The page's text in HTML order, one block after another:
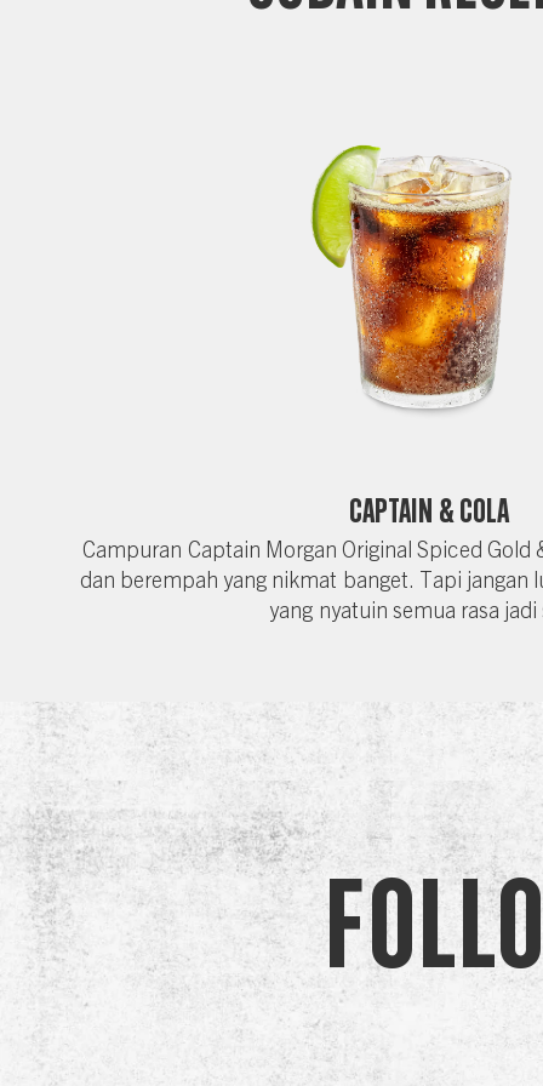
CAPTAIN & COLA
Campuran Captain Morgan Original Spiced Gold
dan berempah yang nikmat banget. Tapi jangan
yang nyatuin semua rasa jadi